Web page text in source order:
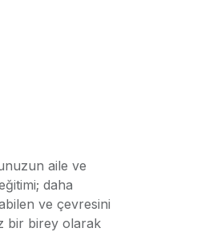
aile ve
daha
ve çevresini
bir birey olarak